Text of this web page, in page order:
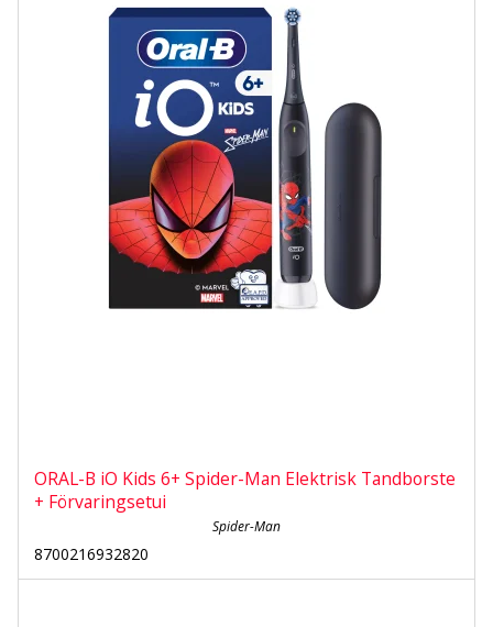
ORAL-B iO Kids 6+ Spider-Man Elektrisk Tandborste
+ Förvaringsetui
Spider-Man
8700216932820